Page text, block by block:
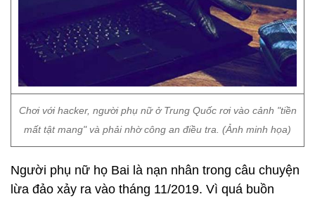
Chơi với hacker, người phụ nữ ở Trung Quốc rơi vào cảnh "tiền
mất tật mang" và phải nhờ công an điều tra. (Ảnh minh họa)
Người phụ nữ họ Bai là nạn nhân trong câu chuyện
lừa đảo xảy ra vào tháng 11/2019. Vì quá buồn